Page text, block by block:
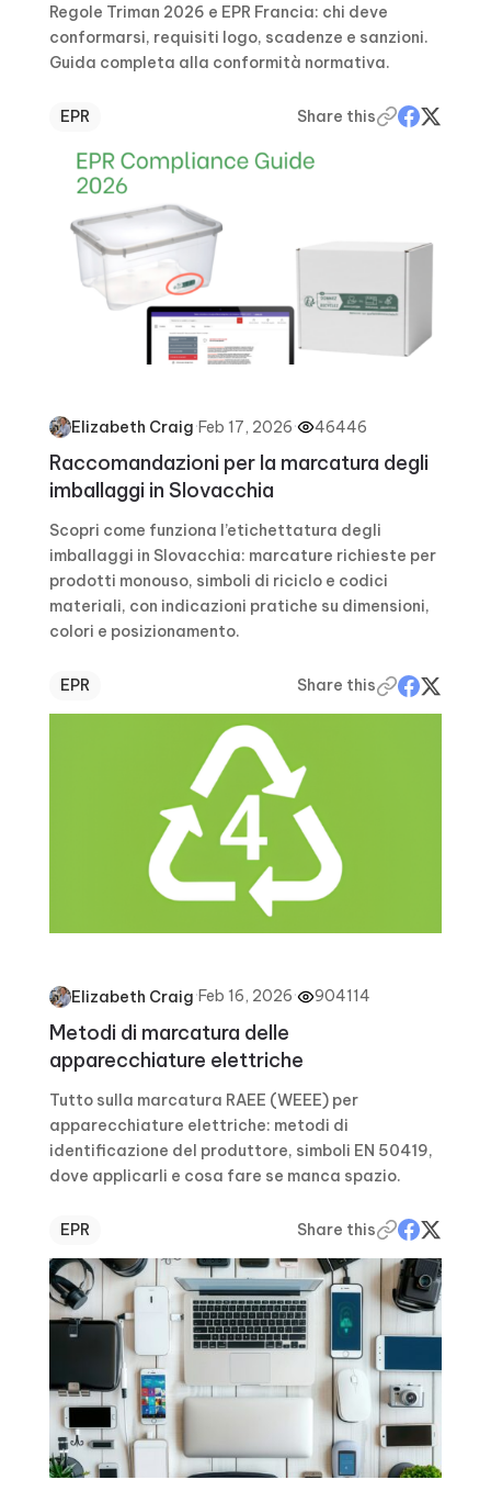
Regole Triman 2026 e EPR Francia: chi deve
conformarsi, requisiti logo, scadenze e sanzioni.
Guida completa alla conformità normativa.
EPR Share this
Elizabeth Craig·Feb 17, 2026· 46446
Raccomandazioni per la marcatura degli
imballaggi in Slovacchia
Scopri come funziona l’etichettatura degli
imballaggi in Slovacchia: marcature richieste per
prodotti monouso, simboli di riciclo e codici
materiali, con indicazioni pratiche su dimensioni,
colori e posizionamento.
EPR Share this
Elizabeth Craig·Feb 16, 2026· 904114
Metodi di marcatura delle
apparecchiature elettriche
Tutto sulla marcatura RAEE (WEEE) per
apparecchiature elettriche: metodi di
identificazione del produttore, simboli EN 50419,
dove applicarli e cosa fare se manca spazio.
EPR Share this